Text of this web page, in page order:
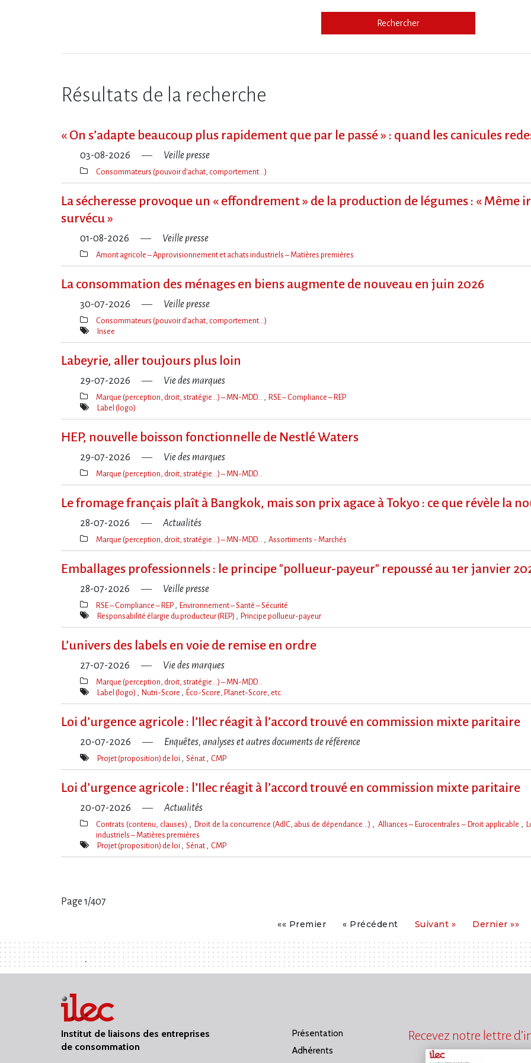
Rechercher
Résultats de la recherche
« On s​‌’adapte beaucoup plus rapidement que par le passé » : quand les canicules
03-08-2026 Veille presse
Thèmes(s)
Consommateurs (pouvoir d’achat, comportement…)
La sécheresse provoque un « effondrement » de la production de légumes : « Même
survécu »
01-08-2026 Veille presse
Thèmes(s)
Amont agricole – Approvisionnement et achats industriels – Matières premières
La consommation des ménages en biens augmente de nouveau en juin 2026
30-07-2026 Veille presse
Thèmes(s)
Consommateurs (pouvoir d’achat, comportement…)
Mot(s)-
Insee
Labeyrie, aller toujours plus loin
29-07-2026 Vie des marques
Thèmes(s)
Marque (perception, droit, stratégie…) – MN-MDD… RSE – Compliance – REP
Mot(s)-
Label (logo)
HEP, nouvelle boisson fonctionnelle de Nestlé Waters
29-07-2026 Vie des marques
Thèmes(s)
Marque (perception, droit, stratégie…) – MN-MDD…
Le fromage français plaît à Bangkok, mais son prix agace à Tokyo : ce que révèle la
28-07-2026 Actualités
Thèmes(s)
Marque (perception, droit, stratégie…) – MN-MDD… Assortiments - Marchés
Emballages professionnels : le principe "pollueur-payeur" repoussé au 1er janvier
28-07-2026 Veille presse
Thèmes(s)
RSE – Compliance – REP Environnement – Santé – Sécurité
Mot(s)-
Responsabilité élargie du producteur (REP) Principe pollueur-payeur
L’univers des labels en voie de remise en ordre
27-07-2026 Vie des marques
Thèmes(s)
Marque (perception, droit, stratégie…) – MN-MDD…
Mot(s)-
Label (logo) Nutri-Score Éco-Score, Planet-Score, etc.
Loi d​‌’urgence agricole : l​‌’Ilec réagit à l​‌’accord trouvé en commission mixte paritaire
20-07-2026 Enquêtes, analyses et autres documents de référence
Mot(s)-
Projet (proposition) de loi Sénat CMP
Loi d​‌’urgence agricole : l​‌’Ilec réagit à l​‌’accord trouvé en commission mixte paritaire
20-07-2026 Actualités
Thèmes(s)
Contrats (contenu, clauses) Droit de la concurrence (AdlC, abus de dépendance…) Alliances – Eurocentrales – Droit applicable
industriels – Matières premières
Mot(s)-
Projet (proposition) de loi Sénat CMP
Page 1/407
«« PremierPremier« PrécédentPrécédent
Suivant
Suivant » Dernier
Dernier »»
Institut de liaisons des entreprises
de consommation
Présentation
Adhérents
Recevez notre lettre